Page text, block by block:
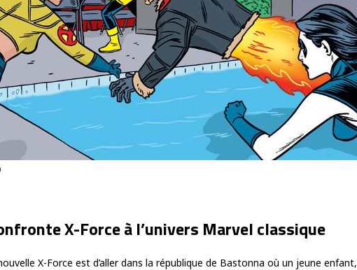
X-Force à l’univers Marvel classique
X-Force est d’aller dans la république de Bastonna où un jeune enfant,